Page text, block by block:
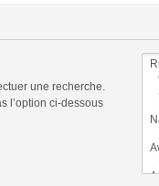
une recherche.
l’option ci-dessous